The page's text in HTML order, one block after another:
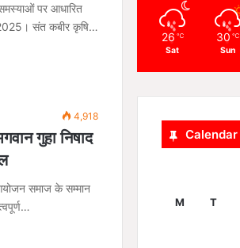
पर आधारित
संत कबीर कृषि…
4,918
गुहा निषाद
समाज के सम्मान
26 ℃
Sat
30 ℃
Sun
Calendar
M T